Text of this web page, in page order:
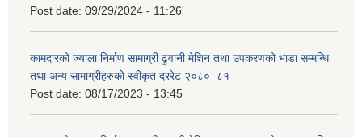
Post date: 09/29/2024 - 11:26
कामदारको ज्याला निर्माण सामाग्री ढुवानी मेशिन तथा उपकरणको भाडा सम्मन्धि
तथा अन्य सामाग्रीहरुको स्वीकृत दररेट २०८०–८१
Post date: 08/17/2023 - 13:45